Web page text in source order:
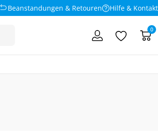
Beanstandungen & Retouren Hilfe & Kontakt
0